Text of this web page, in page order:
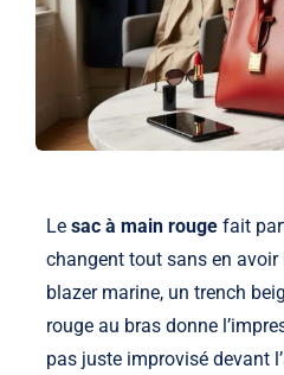
Le sac à main rougefait
changent tout sans en avoir
blazer marine, un trench
rouge au bras donne
pas juste improvisé devant